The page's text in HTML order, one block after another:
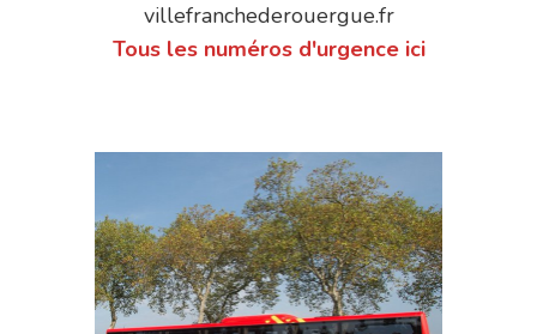
villefranchederouergue.fr
Tous les numéros d'urgence ici